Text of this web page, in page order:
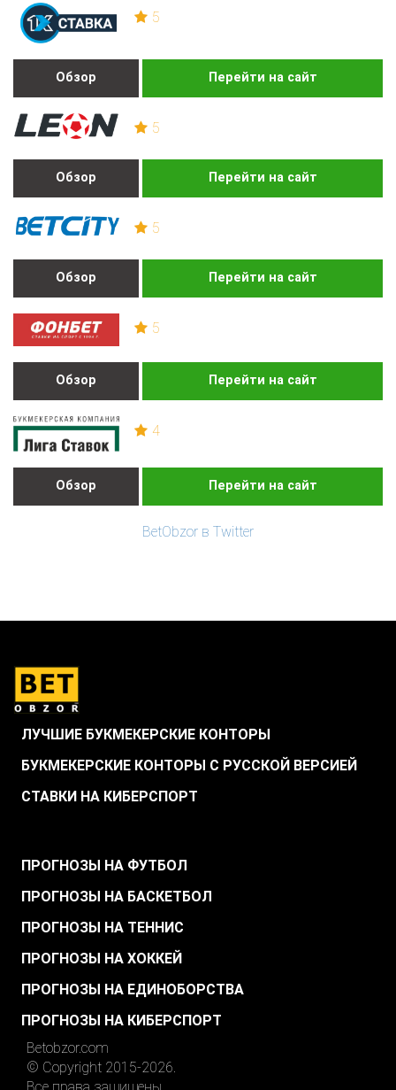
5
Обзор Перейти на сайт
5
Обзор Перейти на сайт
5
Обзор Перейти на сайт
5
Обзор Перейти на сайт
4
Обзор Перейти на сайт
BetObzor в Twitter
ЛУЧШИЕ БУКМЕКЕРСКИЕ КОНТОРЫ
БУКМЕКЕРСКИЕ КОНТОРЫ С РУССКОЙ ВЕРСИЕЙ
СТАВКИ НА КИБЕРСПОРТ
ПРОГНОЗЫ НА ФУТБОЛ
ПРОГНОЗЫ НА БАСКЕТБОЛ
ПРОГНОЗЫ НА ТЕННИС
ПРОГНОЗЫ НА ХОККЕЙ
ПРОГНОЗЫ НА ЕДИНОБОРСТВА
ПРОГНОЗЫ НА КИБЕРСПОРТ
Betobzor.com
© Copyright 2015-2026.